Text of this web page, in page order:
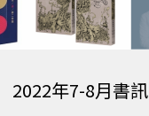
2022年7-8月書訊